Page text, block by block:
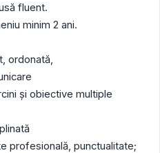
fluent.
minim 2 ani.
ordonată,
şi obiective multiple
profesională, punctualitate;